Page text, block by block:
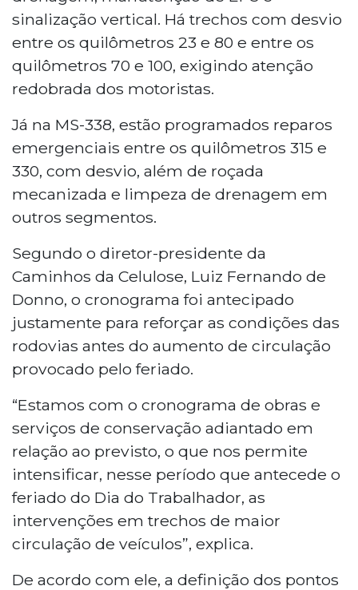
sinalização vertical. Há trechos com desvio
entre os quilômetros 23 e 80 e entre os
quilômetros 70 e 100, exigindo atenção
redobrada dos motoristas.
Já na MS-338, estão programados reparos
emergenciais entre os quilômetros 315 e
330, com desvio, além de roçada
mecanizada e limpeza de drenagem em
outros segmentos.
Segundo o diretor-presidente da
Caminhos da Celulose, Luiz Fernando de
Donno, o cronograma foi antecipado
justamente para reforçar as condições das
rodovias antes do aumento de circulação
provocado pelo feriado.
“Estamos com o cronograma de obras e
serviços de conservação adiantado em
relação ao previsto, o que nos permite
intensificar, nesse período que antecede o
feriado do Dia do Trabalhador, as
intervenções em trechos de maior
circulação de veículos”, explica.
De acordo com ele, a definição dos pontos